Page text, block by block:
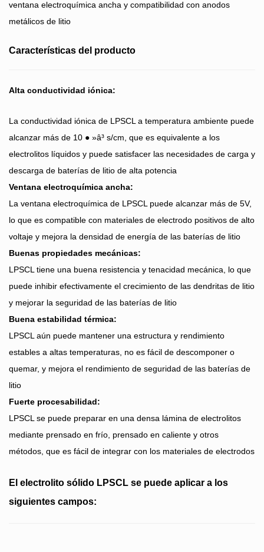
ventana electroquímica ancha y compatibilidad con anodos
metálicos de litio
Características del producto
Alta conductividad iónica:
La conductividad iónica de LPSCL a temperatura ambiente puede
alcanzar más de 10 ● »â³ s/cm, que es equivalente a los
electrolitos líquidos y puede satisfacer las necesidades de carga y
descarga de baterías de litio de alta potencia
Ventana electroquímica ancha:
La ventana electroquímica de LPSCL puede alcanzar más de 5V,
lo que es compatible con materiales de electrodo positivos de alto
voltaje y mejora la densidad de energía de las baterías de litio
Buenas propiedades mecánicas:
LPSCL tiene una buena resistencia y tenacidad mecánica, lo que
puede inhibir efectivamente el crecimiento de las dendritas de litio
y mejorar la seguridad de las baterías de litio
Buena estabilidad térmica:
LPSCL aún puede mantener una estructura y rendimiento
estables a altas temperaturas, no es fácil de descomponer o
quemar, y mejora el rendimiento de seguridad de las baterías de
litio
Fuerte procesabilidad:
LPSCL se puede preparar en una densa lámina de electrolitos
mediante prensado en frío, prensado en caliente y otros
métodos, que es fácil de integrar con los materiales de electrodos
El electrolito sólido LPSCL se puede aplicar a los
siguientes campos: